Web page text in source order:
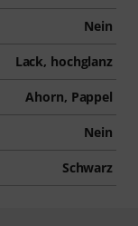
Nein
Lack, hochglanz
Ahorn, Pappel
Nein
Schwarz